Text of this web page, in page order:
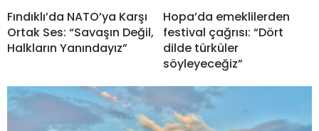
Fındıklı’da NATO’ya Karşı
Ortak Ses: “Savaşın Değil,
Halkların Yanındayız”
Hopa’da emeklilerden
festival çağrısı: “Dört
dilde türküler
söyleyeceğiz”